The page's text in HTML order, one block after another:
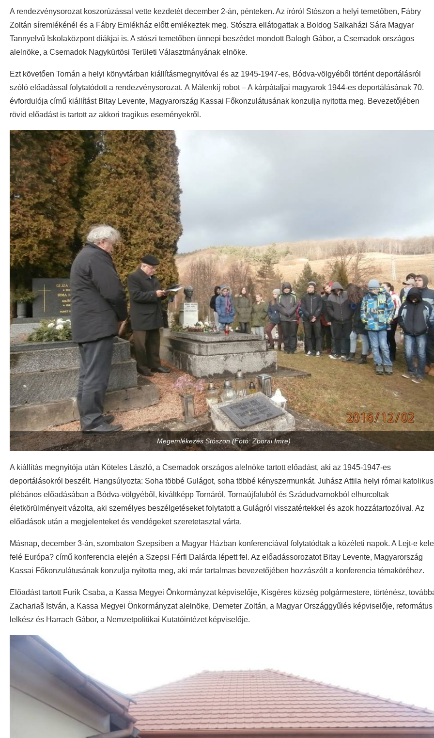
A rendezvénysorozat koszorúzással vette kezdetét december 2-án, pénteken. Az íróról Stószon a helyi temetőben, Fábry
Zoltán síremlékénél és a Fábry Emlékház előttemlékeztek meg. Stószra ellátogattak a Boldog Salkaházi Sára Magyar
Tannyelvű Iskolaközpont diákjai is. A stószi temetőben ünnepi beszédet mondott Balogh Gábor, a Csemadok országos
alelnöke, a Csemadok Nagykürtösi Területi Választmányának elnöke.
Ezt követően Tornán a helyi könyvtárban kiállításmegnyitóval és az 1945-1947-es, Bódva-völgyéből történt deportálásról
szóló előadással folytatódott a rendezvénysorozat. A Málenkij robot – A kárpátaljai magyarok 1944-es deportálásának 70.
évfordulója című kiállítást Bitay Levente, Magyarország Kassai Főkonzulátusának konzulja nyitotta meg. Bevezetőjében
rövid előadást is tartott az akkori tragikus eseményekről.
Megemlékezés Stószon (Fotó: Zborai Imre)
A kiállítás megnyitója után Köteles László, a Csemadok országos alelnöke tartott előadást, aki az 1945-1947-es
deportálásokról beszélt. Hangsúlyozta: Soha többé Gulágot, soha többé kényszermunkát. Juhász Attila helyi római katolikus
plébános előadásában a Bódva-völgyéből, kiváltképp Tornáról, Tornaújfaluból és Szádudvarnokból elhurcoltak
életkörülményeit vázolta, aki személyes beszélgetéseket folytatott a Gulágról visszatértekkel és azok hozzátartozóival. Az
előadások után a megjelenteket és vendégeket szeretetasztal várta.
Másnap, december 3-án, szombaton Szepsiben a Magyar Házban konferenciával folytatódtak a közéleti napok. A Lejt-e
felé Európa? című konferencia elején a Szepsi Férfi Dalárda lépett fel . Az előadássorozatot Bitay Levente, Magyarország
Kassai Főkonzulátusának konzulja nyitotta meg, aki már tartalmas bevezetőjében hozzászólt a konferencia témaköréhez.
Előadást tartott Furik Csaba, a Kassa Megyei Önkormányzat képviselője, Kisgéres község polgármestere, történész,
Zachariaš István, a Kassa Megyei Önkormányzat alelnöke, Demeter Zoltán, a Magyar Országgyűlés képviselője, református
lelkész és Harrach Gábor, a Nemzetpolitikai Kutatóintézet képviselője.